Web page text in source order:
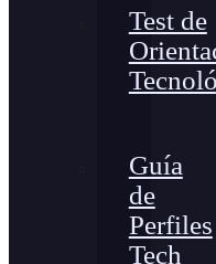
Test de
Guía
de
Perfiles
Tech